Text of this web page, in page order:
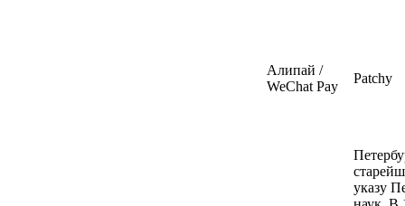
Алипай /
WeChat Pay
Patchy
Петербургский государственный университет (СПбГУ) — один из старейших и престижных вузов России. Он был основан в 1724 году по указу Петра I и первоначально назывался Санкт-Петербургской академией наук. В 1819 году академия была преобразована в университет, который в разные годы носил названия Санкт-Петербургский университет, Петроградский университет, Ленинградский университет и, наконец, Санкт-Петербургский государственный университет. СПбГУ расположен в центре Санкт-Петербурга, на Васильевском острове, и включает в себя множество исторических зданий, таких как Двенадцати коллегий, где размещались первые факультеты университета. Университет также владеет другими зданиями, включая здание на Университетской набережной, 5/7, и здание на Университетской набережной, 11. СПбГУ славится своими выдающимися выпускниками, среди которых — 11 лауреатов Нобелевской премии, 5 полных членов Российской академии наук, 3 полных члена Российской академии художеств, 3 полных члена Российской академии медицинских наук, 1 полный член Российской академии архитектуры и строительных наук, 1 полный член Российской академии образования, 1 полный член Российской